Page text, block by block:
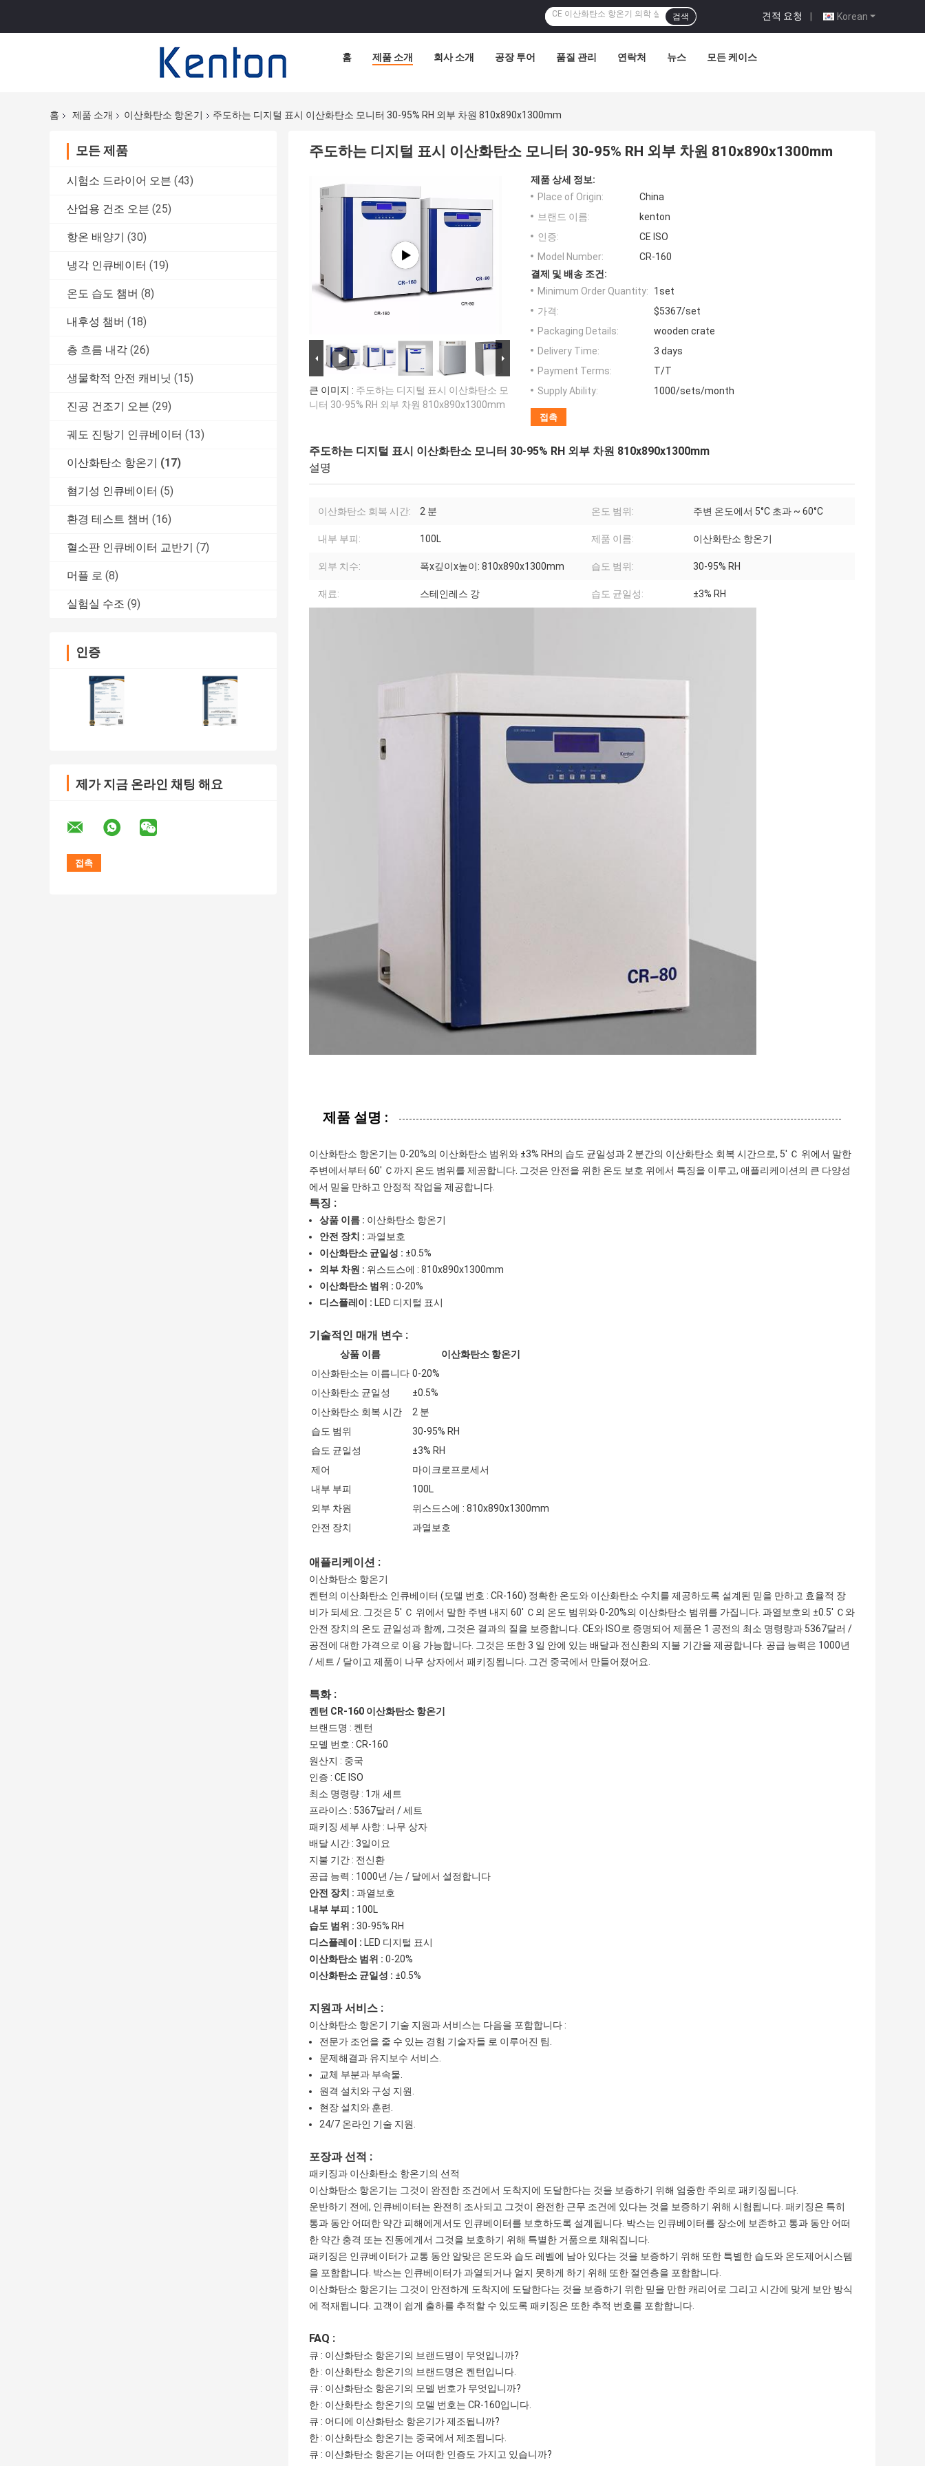
Korean
견적 요청 |
검색
홈 제품 소개 회사 소개 공장 투어 품질 관리 연락처 뉴스 모든 케이스
홈 제품 소개 이산화탄소 항온기 주도하는 디지털 표시 이산화탄소 모니터 30-95% RH 외부 차원 810x890x1300mm
모든 제품
시험소 드라이어 오븐 (43)
산업용 건조 오븐 (25)
항온 배양기 (30)
냉각 인큐베이터 (19)
온도 습도 챔버 (8)
내후성 챔버 (18)
층 흐름 내각 (26)
생물학적 안전 캐비닛 (15)
진공 건조기 오븐 (29)
궤도 진탕기 인큐베이터 (13)
이산화탄소 항온기 (17)
혐기성 인큐베이터 (5)
환경 테스트 챔버 (16)
혈소판 인큐베이터 교반기 (7)
머플 로 (8)
실험실 수조 (9)
인증
제가 지금 온라인 채팅 해요
주도하는 디지털 표시 이산화탄소 모니터 30-95% RH 외부 차원 810x890x1300mm
큰 이미지 : 주도하는 디지털 표시 이산화탄소 모
니터 30-95% RH 외부 차원 810x890x1300mm
제품 상세 정보:
Place of Origin:
China
브랜드 이름:
kenton
인증:
CE ISO
Model Number:
CR-160
결제 및 배송 조건:
Minimum Order Quantity:
1set
가격:
$5367/set
Packaging Details:
wooden crate
Delivery Time:
3 days
Payment Terms:
T/T
Supply Ability:
1000/sets/month
접촉
주도하는 디지털 표시 이산화탄소 모니터 30-95% RH 외부 차원 810x890x1300mm
설명
이산화탄소 회복 시간: 2 분 온도 범위: 주변 온도에서 5°C 초과 ~ 60°C
내부 부피: 100L 제품 이름: 이산화탄소 항온기
외부 치수: 폭x깊이x높이: 810x890x1300mm 습도 범위: 30-95% RH
재료: 스테인레스 강 습도 균일성: ±3% RH
제품 설명 :
이산화탄소 항온기는 0-20%의 이산화탄소 범위와 ±3% RH의 습도 균일성과 2 분간의 이산화탄소 회복 시간으로, 5' Ｃ 위에서 말한
주변에서부터 60' Ｃ까지 온도 범위를 제공합니다. 그것은 안전을 위한 온도 보호 위에서 특징을 이루고, 애플리케이션의 큰 다양성
에서 믿을 만하고 안정적 작업을 제공합니다.
특징 :
상품 이름 : 이산화탄소 항온기
안전 장치 : 과열보호
이산화탄소 균일성 : ±0.5%
외부 차원 : 위스드스에 : 810x890x1300mm
이산화탄소 범위 : 0-20%
디스플레이 : LED 디지털 표시
기술적인 매개 변수 :
상품 이름
이산화탄소 항온기
이산화탄소는 이릅니다 0-20%
이산화탄소 균일성
±0.5%
이산화탄소 회복 시간
2 분
습도 범위
30-95% RH
습도 균일성
±3% RH
제어
마이크로프로세서
내부 부피
100L
외부 차원
위스드스에 : 810x890x1300mm
안전 장치
과열보호
애플리케이션 :
이산화탄소 항온기
켄턴의 이산화탄소 인큐베이터 (모델 번호 : CR-160) 정확한 온도와 이산화탄소 수치를 제공하도록 설계된 믿을 만하고 효율적 장
비가 되세요. 그것은 5' Ｃ 위에서 말한 주변 내지 60' Ｃ의 온도 범위와 0-20%의 이산화탄소 범위를 가집니다. 과열보호의 ±0.5' Ｃ와
안전 장치의 온도 균일성과 함께, 그것은 결과의 질을 보증합니다. CE와 ISO로 증명되어 제품은 1 공전의 최소 명령량과 5367달러 /
공전에 대한 가격으로 이용 가능합니다. 그것은 또한 3 일 안에 있는 배달과 전신환의 지불 기간을 제공합니다. 공급 능력은 1000년
/ 세트 / 달이고 제품이 나무 상자에서 패키징됩니다. 그건 중국에서 만들어졌어요.
특화 :
켄턴 CR-160 이산화탄소 항온기
브랜드명 : 켄턴
모델 번호 : CR-160
원산지 : 중국
인증 : CE ISO
최소 명령량 : 1개 세트
프라이스 : 5367달러 / 세트
패키징 세부 사항 : 나무 상자
배달 시간 : 3일이요
지불 기간 : 전신환
공급 능력 : 1000년 /는 / 달에서 설정합니다
안전 장치 : 과열보호
내부 부피 : 100L
습도 범위 : 30-95% RH
디스플레이 : LED 디지털 표시
이산화탄소 범위 : 0-20%
이산화탄소 균일성 : ±0.5%
지원과 서비스 :
이산화탄소 항온기 기술 지원과 서비스는 다음을 포함합니다 :
전문가 조언을 줄 수 있는 경험 기술자들 로 이루어진 팀.
문제해결과 유지보수 서비스.
교체 부분과 부속물.
원격 설치와 구성 지원.
현장 설치와 훈련.
24/7 온라인 기술 지원.
포장과 선적 :
패키징과 이산화탄소 항온기의 선적
이산화탄소 항온기는 그것이 완전한 조건에서 도착지에 도달한다는 것을 보증하기 위해 엄중한 주의로 패키징됩니다.
운반하기 전에, 인큐베이터는 완전히 조사되고 그것이 완전한 근무 조건에 있다는 것을 보증하기 위해 시험됩니다. 패키징은 특히
통과 동안 어떠한 약간 피해에게서도 인큐베이터를 보호하도록 설계됩니다. 박스는 인큐베이터를 장소에 보존하고 통과 동안 어떠
한 약간 충격 또는 진동에게서 그것을 보호하기 위해 특별한 거품으로 채워집니다.
패키징은 인큐베이터가 교통 동안 알맞은 온도와 습도 레벨에 남아 있다는 것을 보증하기 위해 또한 특별한 습도와 온도제어시스템
을 포함합니다. 박스는 인큐베이터가 과열되거나 얼지 못하게 하기 위해 또한 절연층을 포함합니다.
이산화탄소 항온기는 그것이 안전하게 도착지에 도달한다는 것을 보증하기 위한 믿을 만한 캐리어로 그리고 시간에 맞게 보안 방식
에 적재됩니다. 고객이 쉽게 출하를 추적할 수 있도록 패키징은 또한 추적 번호를 포함합니다.
FAQ :
큐 : 이산화탄소 항온기의 브랜드명이 무엇입니까?
한 : 이산화탄소 항온기의 브랜드명은 켄턴입니다.
큐 : 이산화탄소 항온기의 모델 번호가 무엇입니까?
한 : 이산화탄소 항온기의 모델 번호는 CR-160입니다.
큐 : 어디에 이산화탄소 항온기가 제조됩니까?
한 : 이산화탄소 항온기는 중국에서 제조됩니다.
큐 : 이산화탄소 항온기는 어떠한 인증도 가지고 있습니까?